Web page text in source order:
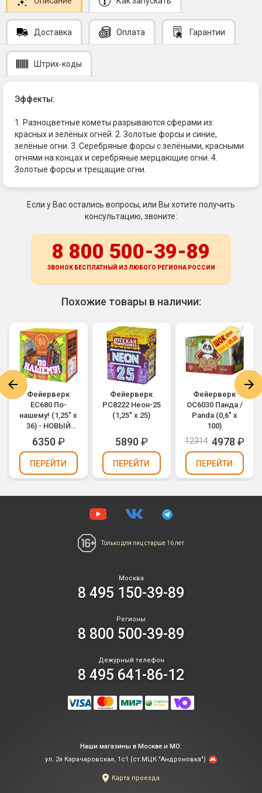
Доставка Оплата Гарантии
Штрих-коды
Эффекты:
1. Разноцветные кометы разрываются сферами из:
красных и зелёных огней. 2. Золотые форсы и синие,
зелёные огни. 3. Серебряные форсы с зелёными, красными
огнями на концах и серебряные мерцающие огни. 4.
Золотые форсы и трещащие огни.
Если у Вас остались вопросы, или Вы хотите получить
консультацию, звоните:
8 800 500-39-89
ЗВОНОК БЕСПЛАТНЫЙ ИЗ ЛЮБОГО РЕГИОНА РОССИИ
Похожие товары в наличии:
Фейерверк
ЕС680 По-
нашему! (1,25" х
36) - НОВЫЙ
ЭФФЕКТ
2025/2026
6350₽
ПЕРЕЙТИ
Фейерверк
РС8222 Неон-25
(1,25" х 25)
5890₽
ПЕРЕЙТИ
Фейерверк
ОС6030 Панда /
Panda (0,6" х
100)
12314 4978 ₽
ПЕРЕЙТИ
Только для лиц старше 16 лет
Москва
8 495 150-39-89
Регионы
8 800 500-39-89
Дежурный телефон
8 495 641-86-12
Наши магазины в Москве и МО:
ул. 2я Карачаровская, 1с1 (ст.МЦК "Андроновка")
Карта проезда